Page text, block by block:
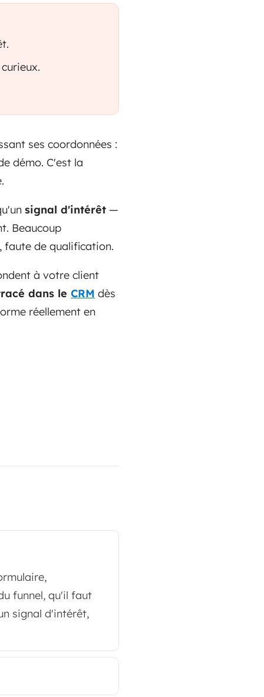
ses coordonnées :
démo. C'est la
signal d'intérêt —
Beaucoup
faute de qualification.
à votre client
dans le CRM dès
réellement en
funnel, qu'il faut
signal d'intérêt,